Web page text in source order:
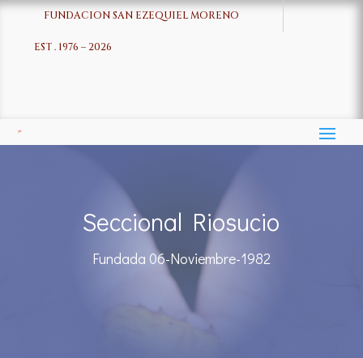
FUNDACION SAN EZEQUIEL MORENO
EST . 1976 – 2026
Seccional Riosucio
Fundada 06-Noviembre-1982